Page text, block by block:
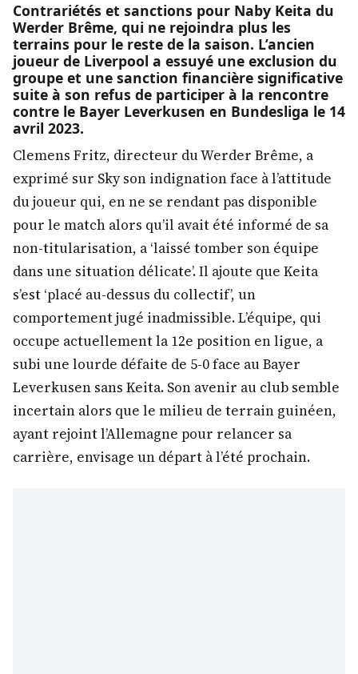
Contrariétés et sanctions pour Naby Keita du
Werder Brême, qui ne rejoindra plus les
terrains pour le reste de la saison. L’ancien
joueur de Liverpool a essuyé une exclusion du
groupe et une sanction financière significative
suite à son refus de participer à la rencontre
contre le Bayer Leverkusen en Bundesliga le 14
avril 2023.
Clemens Fritz, directeur du Werder Brême, a
exprimé sur Sky son indignation face à l’attitude
du joueur qui, en ne se rendant pas disponible
pour le match alors qu’il avait été informé de sa
non-titularisation, a ‘laissé tomber son équipe
dans une situation délicate’. Il ajoute que Keita
s’est ‘placé au-dessus du collectif’, un
comportement jugé inadmissible. L’équipe, qui
occupe actuellement la 12e position en ligue, a
subi une lourde défaite de 5-0 face au Bayer
Leverkusen sans Keita. Son avenir au club semble
incertain alors que le milieu de terrain guinéen,
ayant rejoint l’Allemagne pour relancer sa
carrière, envisage un départ à l’été prochain.